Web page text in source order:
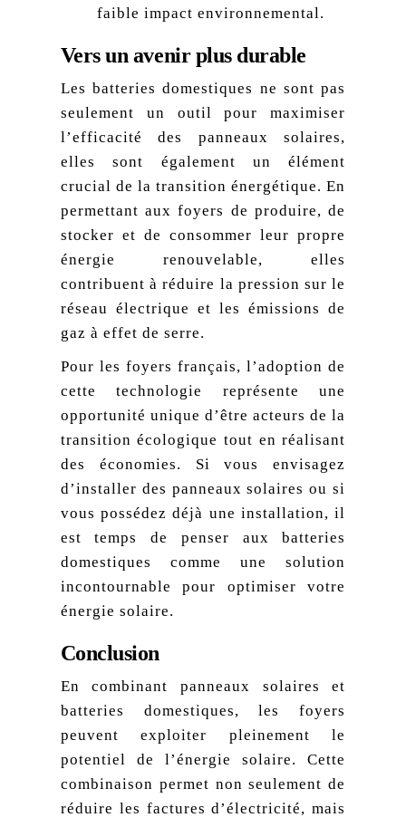
faible impact environnemental.
Vers un avenir plus durable
Les batteries domestiques ne sont pas
seulement un outil pour maximiser
l’efficacité des panneaux solaires,
elles sont également un élément
crucial de la transition énergétique. En
permettant aux foyers de produire, de
stocker et de consommer leur propre
énergie renouvelable, elles
contribuent à réduire la pression sur le
réseau électrique et les émissions de
gaz à effet de serre.
Pour les foyers français, l’adoption de
cette technologie représente une
opportunité unique d’être acteurs de la
transition écologique tout en réalisant
des économies. Si vous envisagez
d’installer des panneaux solaires ou si
vous possédez déjà une installation, il
est temps de penser aux batteries
domestiques comme une solution
incontournable pour optimiser votre
énergie solaire.
Conclusion
En combinant panneaux solaires et
batteries domestiques, les foyers
peuvent exploiter pleinement le
potentiel de l’énergie solaire. Cette
combinaison permet non seulement de
réduire les factures d’électricité, mais